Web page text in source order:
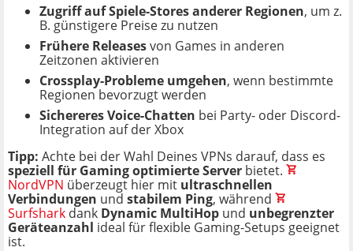
Zugriff auf Spiele-Stores anderer Regionen, um z.
B. günstigere Preise zu nutzen
Frühere Releasesvon Games in anderen
Zeitzonen aktivieren
Crossplay-Probleme umgehen, wenn bestimmte
Regionen bevorzugt werden
Sichereres Voice-Chatten bei Party- oder Discord-
Integration auf der Xbox
Tipp: Achte bei der Wahl Deines VPNs darauf, dass es
speziell für Gaming optimierte Server bietet.
NordVPN überzeugt hier mit ultraschnellen
Verbindungen und stabilem Ping, während
Surfshark dank Dynamic MultiHop und unbegrenzter
Geräteanzahl ideal für flexible Gaming-Setups geeignet
ist.